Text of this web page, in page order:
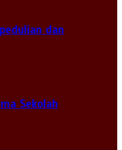
dan
Sekolah